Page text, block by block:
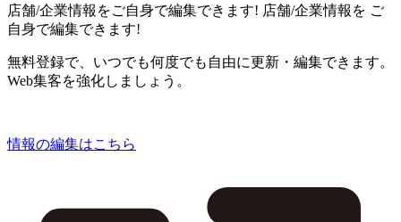
店舗/企業情報をご自身で編集できます! 店舗/企業情報を ご
自身で編集できます!
無料登録で、いつでも何度でも自由に更新・編集できます。
Web集客を強化しましょう。
情報の編集はこちら